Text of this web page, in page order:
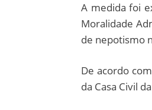
A medida foi
Moralidade
de nepotismo
De acordo
da Casa Civil